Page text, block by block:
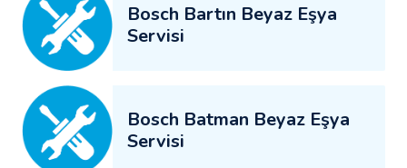
Bosch Bartın Beyaz Eşya
Servisi
Bosch Batman Beyaz Eşya
Servisi